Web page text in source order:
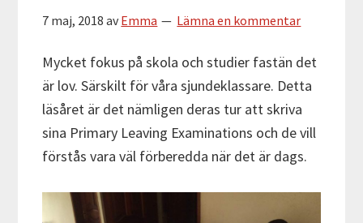
7 maj, 2018 avEmma Lämna en kommentar
Mycket fokus på skola och studier fastän det
är lov. Särskilt för våra sjundeklassare. Detta
läsåret är det nämligen deras tur att skriva
sina Primary Leaving Examinations och de vill
förstås vara väl förberedda när det är dags.